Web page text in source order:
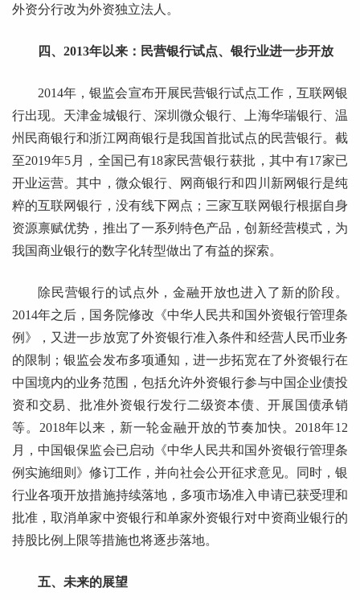
外资分行改为外资独立法人。
四、2013年以来：民营银行试点、银行业进一步开放
2014年，银监会宣布开展民营银行试点工作，互联网银
行出现。天津金城银行、深圳微众银行、上海华瑞银行、温
州民商银行和浙江网商银行是我国首批试点的民营银行。截
至2019年5月，全国已有18家民营银行获批，其中有17家已
开业运营。其中，微众银行、网商银行和四川新网银行是纯
粹的互联网银行，没有线下网点；三家互联网银行根据自身
资源禀赋优势，推出了一系列特色产品，创新经营模式，为
我国商业银行的数字化转型做出了有益的探索。
除民营银行的试点外，金融开放也进入了新的阶段。
2014年之后，国务院修改《中华人民共和国外资银行管理条
例》，又进一步放宽了外资银行准入条件和经营人民币业务
的限制；银监会发布多项通知，进一步拓宽在了外资银行在
中国境内的业务范围，包括允许外资银行参与中国企业债投
资和交易、批准外资银行发行二级资本债、开展国债承销
等。2018年以来，新一轮金融开放的节奏加快。2018年12
月，中国银保监会已启动《中华人民共和国外资银行管理条
例实施细则》修订工作，并向社会公开征求意见。同时，银
行业各项开放措施持续落地，多项市场准入申请已获受理和
批准，取消单家中资银行和单家外资银行对中资商业银行的
持股比例上限等措施也将逐步落地。
五、未来的展望